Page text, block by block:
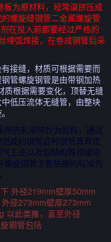
为原材料，经常温挤压成
螺旋缝钢管二金属螺旋管
在投入前都要经过严格的
埋弧焊接，在卷成钢管后采
接缝，材质可根据需要而
管螺旋钢管是由带钢加热
质根据需要变化，顶替无缝
低压流体无缝管，由整块
热轧钢带作为原料，通过
成的钢管这种钢管具有优
工业以及钢结构等领域中
旋钢管主要依据的标准为
外径219mm壁厚50mm
径273mm壁厚273mm
以此类推，直至外径
钢管包括